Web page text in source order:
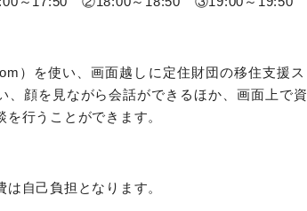
）を使い、画面越しに定住財団の移住支援
、顔を見ながら会話ができるほか、画面上で
行うことができます。
自己負担となります。